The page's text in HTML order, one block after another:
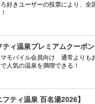
好きユーザーの投票により、全
ティ温泉プレミアムクーポン
マモバイル会員向け 通常よりも
人気の温泉を満喫できる！
フティ温泉 百名湯2026】